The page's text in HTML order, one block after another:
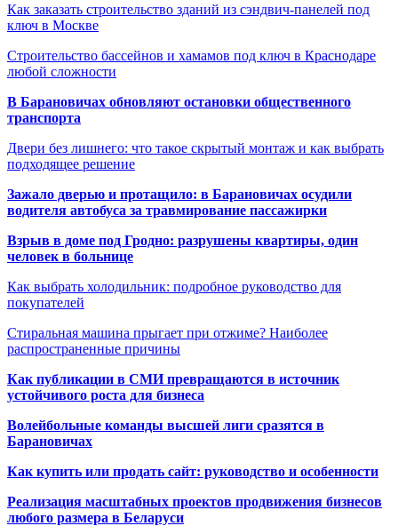
Как заказать строительство зданий из сэндвич-панелей под
ключ в Москве
Строительство бассейнов и хамамов под ключ в Краснодаре
любой сложности
В Барановичах обновляют остановки общественного
транспорта
Двери без лишнего: что такое скрытый монтаж и как выбрать
подходящее решение
Зажало дверью и протащило: в Барановичах осудили
водителя автобуса за травмирование пассажирки
Взрыв в доме под Гродно: разрушены квартиры, один
человек в больнице
Как выбрать холодильник: подробное руководство для
покупателей
Стиральная машина прыгает при отжиме? Наиболее
распространенные причины
Как публикации в СМИ превращаются в источник
устойчивого роста для бизнеса
Волейбольные команды высшей лиги сразятся в
Барановичах
Как купить или продать сайт: руководство и особенности
Реализация масштабных проектов продвижения бизнесов
любого размера в Беларуси